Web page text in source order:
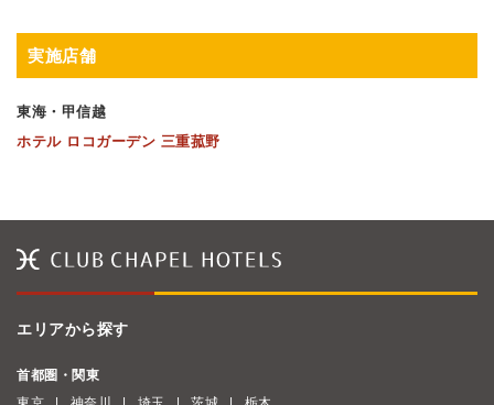
実施店舗
東海・甲信越
ホテル ロコガーデン 三重菰野
エリアから探す
首都圏・関東